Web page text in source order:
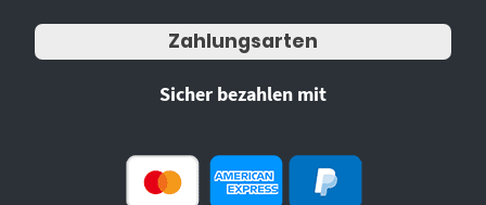
Zahlungsarten
Sicher bezahlen mit